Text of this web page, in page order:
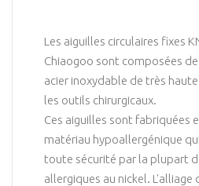
Les aiguilles circulaires fixes
Chiaogoo sont composées
acier inoxydable de très
les outils chirurgicaux.
Ces aiguilles sont fabriquées
matériau hypoallergénique
toute sécurité par la plupart
allergiques au nickel. L'alliage